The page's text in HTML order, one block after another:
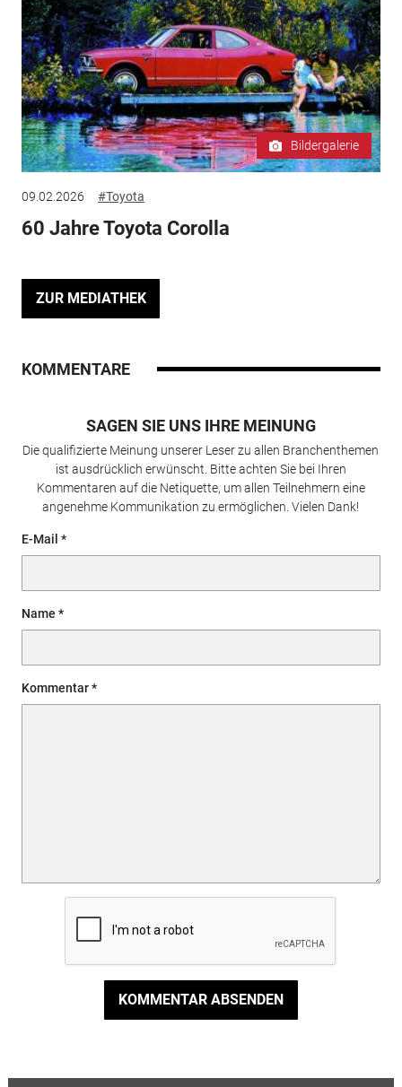
Bildergalerie
09.02.2026 #Toyota
60 Jahre Toyota Corolla
ZUR MEDIATHEK
KOMMENTARE
SAGEN SIE UNS IHRE MEINUNG
Die qualifizierte Meinung unserer Leser zu allen Branchenthemen
ist ausdrücklich erwünscht. Bitte achten Sie bei Ihren
Kommentaren auf die Netiquette, um allen Teilnehmern eine
angenehme Kommunikation zu ermöglichen. Vielen Dank!
E-Mail
Name
Kommentar
KOMMENTAR ABSENDEN